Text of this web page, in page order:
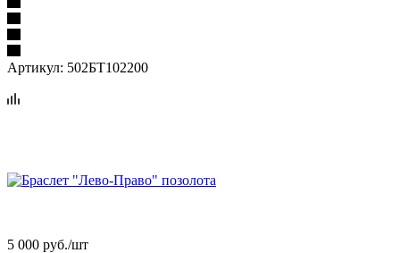
Артикул: 502БТ102200
5 000 руб./шт